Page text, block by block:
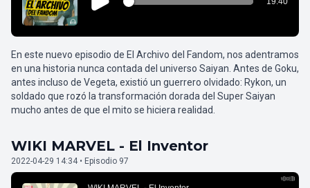
En este nuevo episodio de El Archivo del Fandom, nos adentramos
en una historia nunca contada del universo Saiyan. Antes de Goku,
antes incluso de Vegeta, existió un guerrero olvidado: Rykon, un
soldado que rozó la transformación dorada del Super Saiyan
mucho antes de que el mito se hiciera realidad.
WIKI MARVEL - El Inventor
2022-04-29 14:34 • Episodio 97